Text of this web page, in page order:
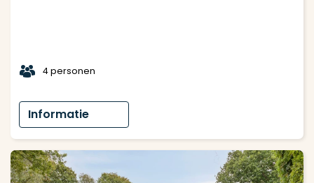
t 4 personen
Informatie